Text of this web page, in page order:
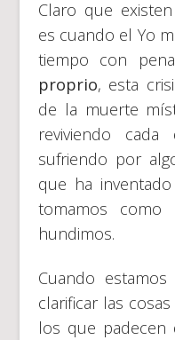
Claro que
es cuando el Yo
tiempo con pena
proprio, esta
de la muerte
reviviendo
sufriendo por
que ha
tomamos
hundimos.
Cuando
clarificar las
los que padecen